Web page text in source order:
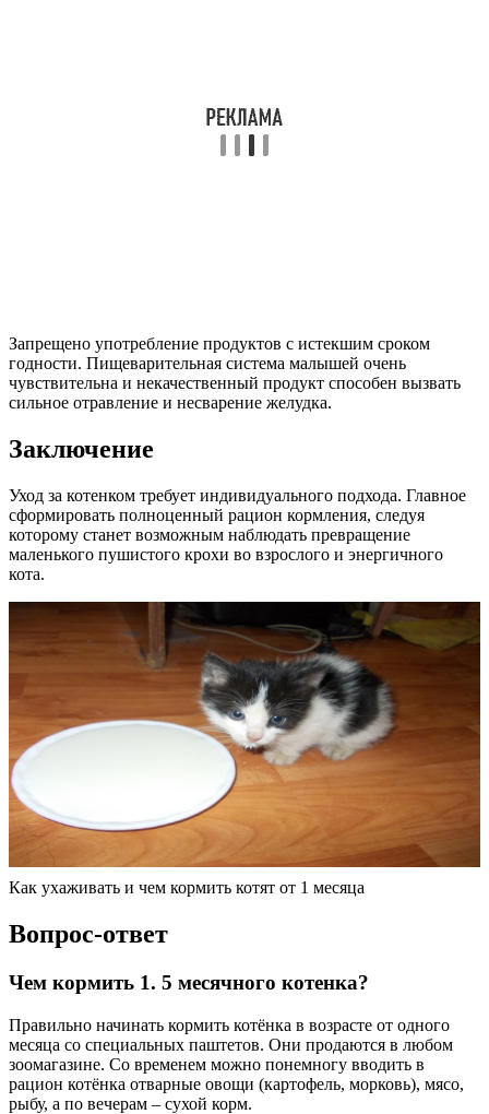
Запрещено употребление продуктов с истекшим сроком
годности. Пищеварительная система малышей очень
чувствительна и некачественный продукт способен вызвать
сильное отравление и несварение желудка.
Заключение
Уход за котенком требует индивидуального подхода. Главное
сформировать полноценный рацион кормления, следуя
которому станет возможным наблюдать превращение
маленького пушистого крохи во взрослого и энергичного
кота.
Как ухаживать и чем кормить котят от 1 месяца
Вопрос-ответ
Чем кормить 1. 5 месячного котенка?
Правильно начинать кормить котёнка в возрасте от одного
месяца со специальных паштетов. Они продаются в любом
зоомагазине. Со временем можно понемногу вводить в
рацион котёнка отварные овощи (картофель, морковь), мясо,
рыбу, а по вечерам – сухой корм.